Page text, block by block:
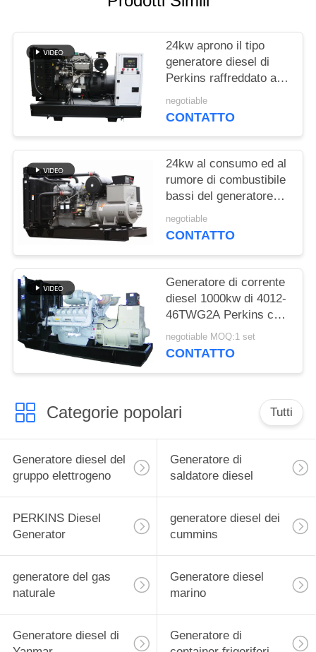
PRIVACY
POLICY
24kw aprono il tipo
generatore diesel di
Perkins raffreddato ad
acqua con il cappuccio
del liquido refrigerante
negotiable
CONTATTO
24kw al consumo ed al
rumore di combustibile
bassi del generatore
diesel di 800kw
Perkins
negotiable
CONTATTO
Generatore di corrente
diesel 1000kw di 4012-
46TWG2A Perkins con
l'alternatore di
Stamford
negotiable MOQ:1 set
CONTATTO
Categorie popolari Tutti
Generatore diesel del
gruppo elettrogeno
Generatore di
saldatore diesel
PERKINS Diesel
Generator
generatore diesel dei
cummins
generatore del gas
naturale
Generatore diesel
marino
Generatore diesel di
Generatore di